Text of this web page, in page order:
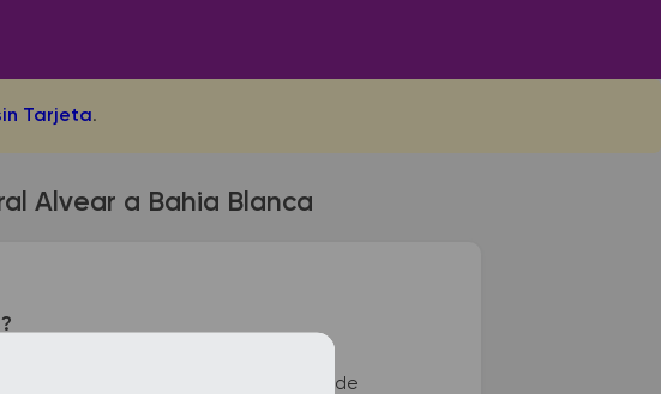
Tarjeta.
Alvear a Bahia Blanca
e Independencia. La terminal de